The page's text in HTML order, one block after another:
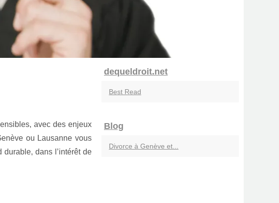
avec des enjeux
ou Lausanne vous
dans l’intérêt de
dequeldroit.net
Best Read
Blog
Divorce à Genève et...